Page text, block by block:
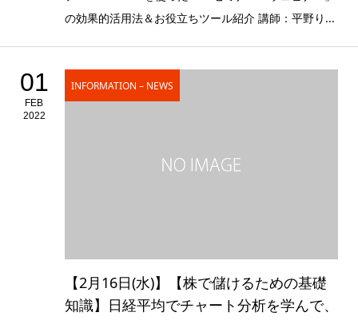
の効果的活用法＆お役立ちツール紹介 講師：平野り...
01
FEB
2022
INFORMATION – NEWS
【2月16日(水)】【株で儲けるための基礎
知識】日経平均でチャート分析を学んで、